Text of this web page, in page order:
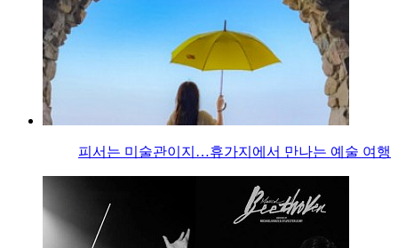
피서는 미술관이지…휴가지에서 만나는 예술 여행